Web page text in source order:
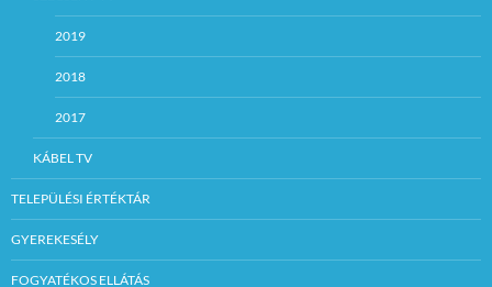
2019
2018
2017
KÁBEL TV
TELEPÜLÉSI ÉRTÉKTÁR
GYEREKESÉLY
FOGYATÉKOS ELLÁTÁS